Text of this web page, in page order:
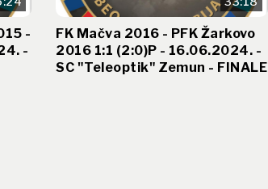
-
-
FK Mačva 2016 - PFK Žarkovo
2016 1:1 (2:0)P - 16.06.2024. -
SC "Teleoptik" Zemun - FINALE